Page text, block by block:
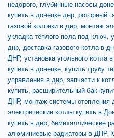
недорого, глубинные насосы
купить в донецке днр, роторный
газовой колонки в днр, монтаж
укладка тёплого пола под ключ,
днр, доставка газового котла в
ДНР, установка угольного котла
купить в донецке, купить трубу
управления в днр, запчасти к
купить, расширительный бак
ДНР, монтаж системы отопления
электрические котлы купить в
купить в днр, биметаллические
алюминиевые радиаторы в ДНР,